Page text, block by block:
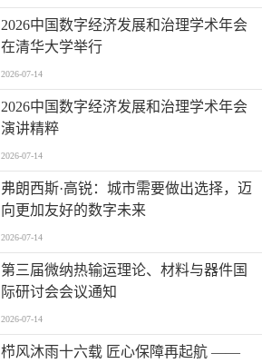
2026中国数字经济发展和治理学术年会
在清华大学举行
2026-07-14
2026中国数字经济发展和治理学术年会
演讲精粹
2026-07-14
弗朗西斯·高锐：城市需要做出选择，迈
向更加友好的数字未来
2026-07-14
第三届微纳热输运理论、材料与器件国
际研讨会会议通知
2026-07-14
栉风沐雨十六载 匠心保障再起航 ——